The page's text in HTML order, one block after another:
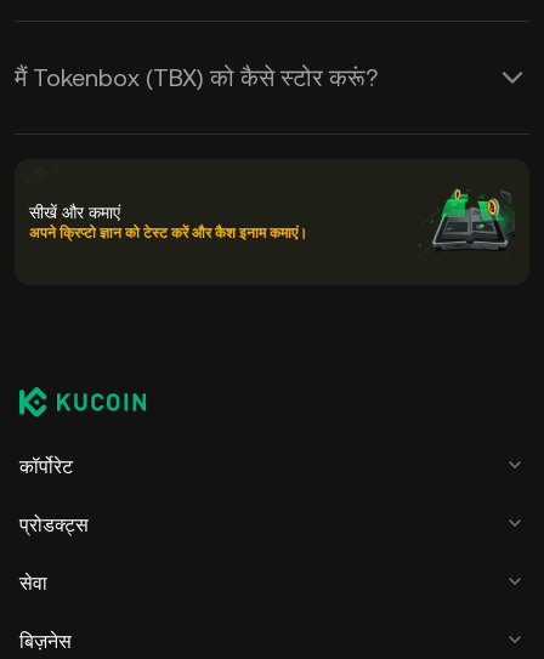
मैं Tokenbox (TBX) को कैसे स्टोर करूं?
सीखें और कमाएं
अपने क्रिप्टो ज्ञान को टेस्ट करें और कैश इनाम कमाएं।
कॉर्पोरेट
प्रोडक्ट्स
सेवा
बिज़नेस